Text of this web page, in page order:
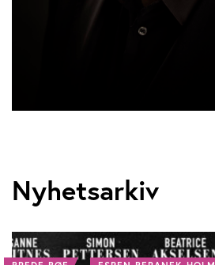
Nyhetsarkiv